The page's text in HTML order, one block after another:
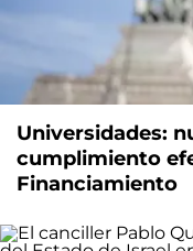
Universidades:
cumplimiento
Financiamiento